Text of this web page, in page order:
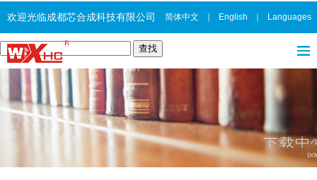
欢迎光临成都芯合成科技有限公司 简体中文 English Languages